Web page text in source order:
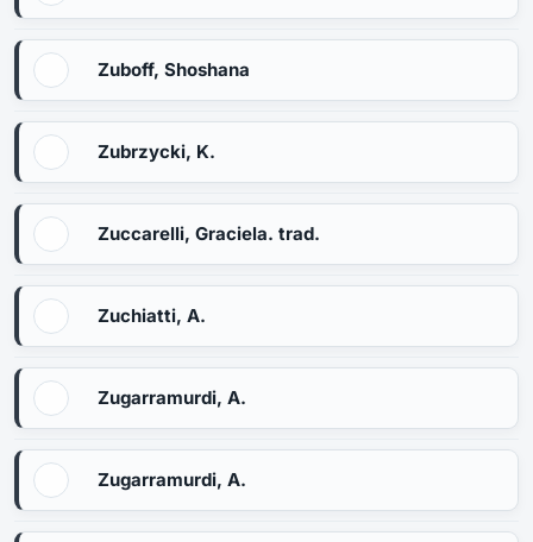
Zuboff, Shoshana
Zubrzycki, K.
Zuccarelli, Graciela. trad.
Zuchiatti, A.
Zugarramurdi, A.
Zugarramurdi, A.